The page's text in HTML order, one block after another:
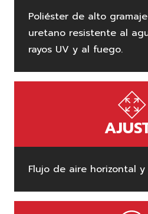
Poliéster de alto
uretano resistente al
rayos UV y al fuego.
Flujo de aire horizontal